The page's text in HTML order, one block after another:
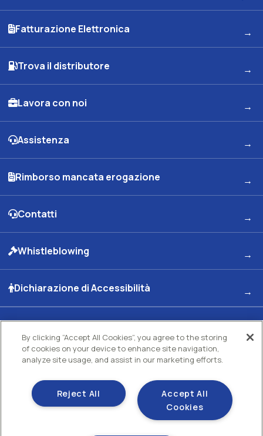
Fatturazione Elettronica
Trova il distributore
Lavora con noi
Assistenza
Rimborso mancata erogazione
Contatti
Whistleblowing
Dichiarazione di Accessibilità
Kuwait Petroleum Italia S.p.A
Sede legale e Uffici: Viale dell'Oceano Indiano 13 00144 - ROMA
Partita Iva 00891951006 C.F. 00435970587 C.S. Euro 130.000.000 int. vers. R.E.A di
Kuwait Petroleum Corporation
Gestisci i tuoi cookie
By clicking “Accept All Cookies”, you agree to the storing
of cookies on your device to enhance site navigation,
analyze site usage, and assist in our marketing efforts.
Accept All
Cookies
Reject All